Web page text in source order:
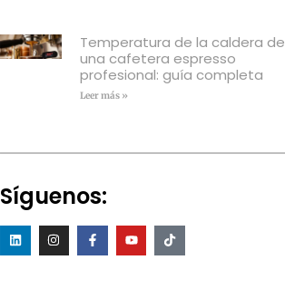
Temperatura de la caldera de
una cafetera espresso
profesional: guía completa
Leer más »
Síguenos: